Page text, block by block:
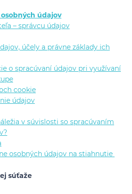
údajov
– správcu údajov
účely a právne základy ich
o spracúvaní údajov pri využívaní
cookie
údajov
v súvislosti so spracúvaním
osobných údajov na stiahnutie
súťaže